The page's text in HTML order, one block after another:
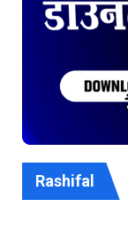
Rashifal